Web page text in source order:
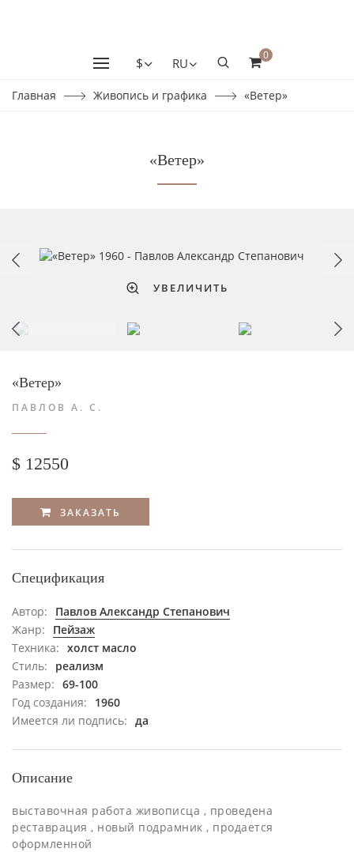
$ RU
0
Главная Живопись и графика «Ветер»
«Ветер»
УВЕЛИЧИТЬ
«Ветер»
ПАВЛОВ А. С.
$ 12550
ЗАКАЗАТЬ
Спецификация
Автор:
Павлов Александр Степанович
Жанр:
Пейзаж
Техника: холст масло
Стиль:
реализм
Размер: 69-100
Год создания:
1960
Имеется ли подпись: да
Описание
выставочная работа живописца , проведена
реставрация , новый подрамник , продается
оформленной